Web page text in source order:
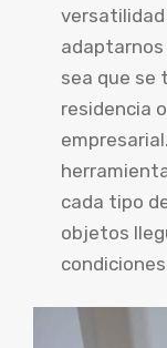
sea que se
residencia
cada tipo
objetos